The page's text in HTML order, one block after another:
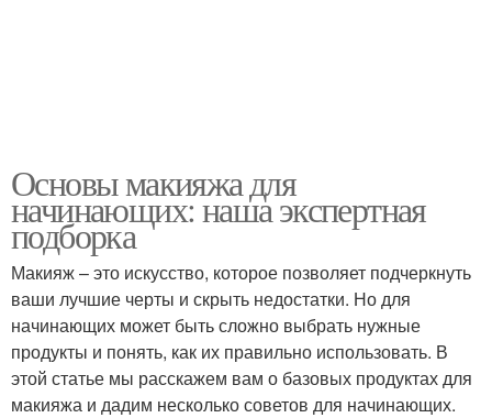
Основы макияжа для
начинающих: наша экспертная
подборка
Макияж – это искусство, которое позволяет подчеркнуть
ваши лучшие черты и скрыть недостатки. Но для
начинающих может быть сложно выбрать нужные
продукты и понять, как их правильно использовать. В
этой статье мы расскажем вам о базовых продуктах для
макияжа и дадим несколько советов для начинающих.